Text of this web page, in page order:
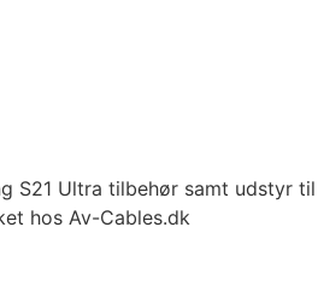
S21 Ultra tilbehør samt udstyr til
hos Av-Cables.dk